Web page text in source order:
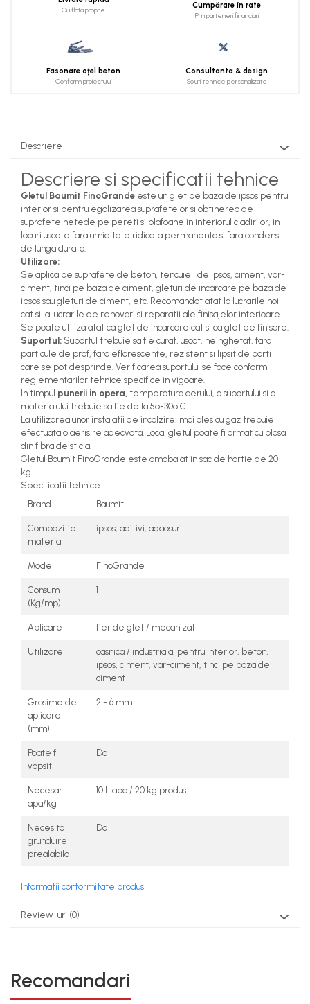
Cu flota proprie
Cumpărare în rate
Prin parteneri financiari
Fasonare oțel beton
Conform proiectului
Consultanta & design
Soluții tehnice personalizate
Descriere
Descriere si specificatii tehnice
Gletul Baumit FinoGrande este un glet pe baza de ipsos pentru
interior si pentru egalizarea suprafetelor si obtinerea de
suprafete netede pe pereti si plafoane in interiorul cladirilor, in
locuri uscate fara umiditate ridicata permanenta si fara condens
de lunga durata.
Utilizare:
Se aplica pe suprafete de beton, tencuieli de ipsos, ciment, var-
ciment, tinci pe baza de ciment, gleturi de incarcare pe baza de
ipsos sau gleturi de ciment, etc. Recomandat atat la lucrarile noi
cat si la lucrarile de renovari si reparatii ale finisajelor interioare.
Se poate utiliza atat ca glet de incarcare cat si ca glet de finisare.
Suportul: Suportul trebuie sa fie curat, uscat, neinghetat, fara
particule de praf, fara eflorescente, rezistent si lipsit de parti
care se pot desprinde. Verificarea suportului se face conform
reglementarilor tehnice specifice in vigoare.
In timpul punerii in opera, temperatura aerului, a suportului si a
materialului trebuie sa fie de la 5º-30º C.
La utilizarea unor instalatii de incalzire, mai ales cu gaz trebuie
efectuata o aerisire adecvata. Local gletul poate fi armat cu plasa
din fibra de sticla.
Gletul Baumit FinoGrande este amabalat in sac de hartie de 20
kg.
Specificatii tehnice
Brand
Baumit
Compozitie
material
ipsos, aditivi, adaosuri
Model FinoGrande
Consum
(Kg/mp)
1
Aplicare fier de glet / mecanizat
Utilizare
casnica / industriala, pentru interior, beton,
ipsos, ciment, var-ciment, tinci pe baza de
ciment
Grosime de
aplicare
(mm)
2 - 6 mm
Poate fi
vopsit
Da
Necesar
apa/kg
10 L apa / 20 kg produs
Necesita
grunduire
prealabila
Da
Informatii conformitate produs
Review-uri (0)
Recomandari